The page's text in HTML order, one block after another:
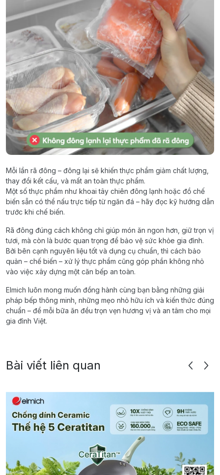
Mỗi lần rã đông – đông lại sẽ khiến thực phẩm giảm chất lượng,
thay đổi kết cấu, và mất an toàn thực phẩm.
Một số thực phẩm như khoai tây chiên đông lạnh hoặc đồ chế
biến sẵn có thể nấu trực tiếp từ ngăn đá – hãy đọc kỹ hướng dẫn
trước khi chế biến.
Rã đông đúng cách không chỉ giúp món ăn ngon hơn, giữ trọn vị
tươi, mà còn là bước quan trọng để bảo vệ sức khỏe gia đình.
Bởi bên cạnh nguyên liệu tốt và dụng cụ chuẩn, thì cách bảo
quản – chế biến – xử lý thực phẩm cũng góp phần không nhỏ
vào việc xây dựng một căn bếp an toàn.
Elmich luôn mong muốn đồng hành cùng bạn bằng những giải
pháp bếp thông minh, những mẹo nhỏ hữu ích và kiến thức đúng
chuẩn – để mỗi bữa ăn đều trọn vẹn hương vị và an tâm cho mọi
gia đình Việt.
Bài viết liên quan